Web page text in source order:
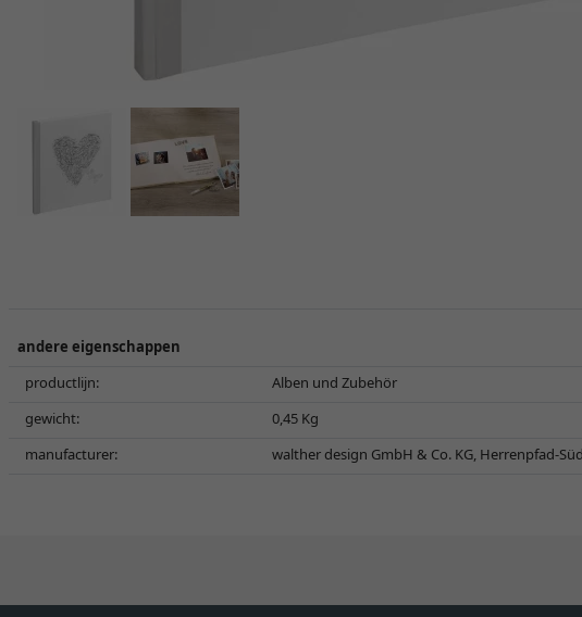
andere eigenschappen
productlijn:
Alben und Zubehör
gewicht:
0,45 Kg
manufacturer:
walther design GmbH & Co. KG, Herrenpfad-